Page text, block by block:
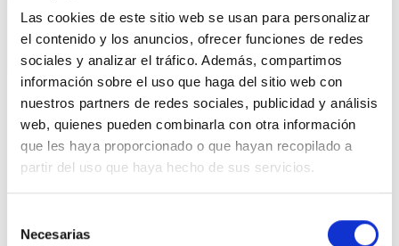
Las cookies de este sitio web se usan para personalizar
el contenido y los anuncios, ofrecer funciones de redes
sociales y analizar el tráfico. Además, compartimos
información sobre el uso que haga del sitio web con
nuestros partners de redes sociales, publicidad y análisis
web, quienes pueden combinarla con otra información
que les haya proporcionado o que hayan recopilado a
partir del uso que haya hecho de sus servicios.
Necesarias
GALDERA
Soy Héctor Cabrera, con mi
liderazgo y el apoyo de la
ciudadanía he ayudado a miles